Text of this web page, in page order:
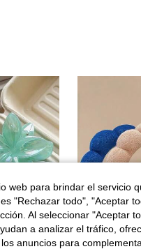
web para brindar el servicio
"Rechazar todo", "Aceptar
Al seleccionar "Aceptar
a analizar el tráfico,
anuncios para